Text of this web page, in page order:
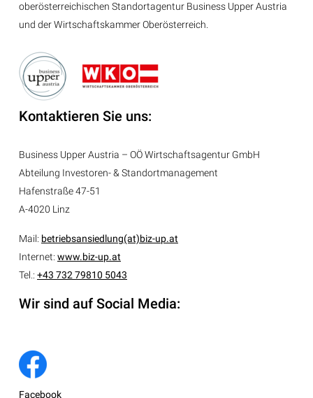
oberösterreichischen Standortagentur Business Upper Austria
und der Wirtschaftskammer Oberösterreich.
Kontaktieren Sie uns:
Business Upper Austria – OÖ Wirtschaftsagentur GmbH
Abteilung Investoren- & Standortmanagement
Hafenstraße 47-51
A-4020 Linz
Mail: betriebsansiedlung(at)biz-up.at
Internet: www.biz-up.at
Tel.: +43 732 79810 5043
Wir sind auf Social Media:
Facebook